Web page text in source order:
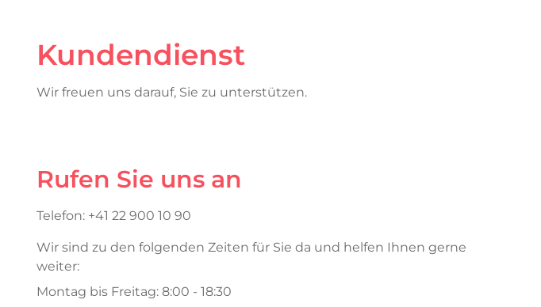
Kundendienst
Wir freuen uns darauf, Sie zu unterstützen.
Rufen Sie uns an
Telefon: +41 22 900 10 90
Wir sind zu den folgenden Zeiten für Sie da und helfen Ihnen gerne
weiter:
Montag bis Freitag: 8:00 - 18:30